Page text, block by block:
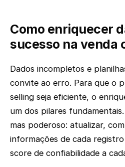
Como enriquecer
sucesso na venda
Dados incompletos e
convite ao erro. Para que o
selling seja eficiente, o
um dos pilares
mas poderoso: atualizar,
informações de cada
score de confiabilidade a